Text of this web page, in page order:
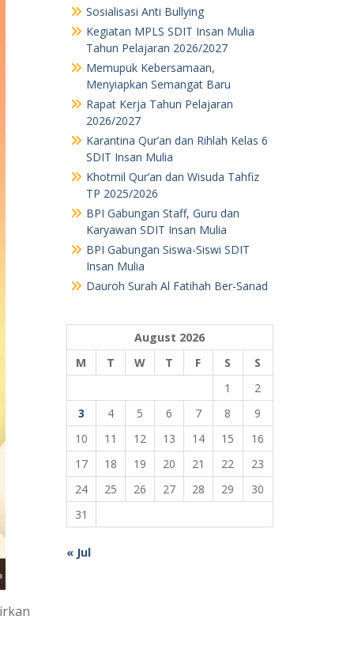
Sosialisasi Anti Bullying
Kegiatan MPLS SDIT Insan Mulia
Tahun Pelajaran 2026/2027
Memupuk Kebersamaan,
Menyiapkan Semangat Baru
Rapat Kerja Tahun Pelajaran
2026/2027
Karantina Qur’an dan Rihlah Kelas 6
SDIT Insan Mulia
Khotmil Qur’an dan Wisuda Tahfiz
TP 2025/2026
BPI Gabungan Staff, Guru dan
Karyawan SDIT Insan Mulia
BPI Gabungan Siswa-Siswi SDIT
Insan Mulia
Dauroh Surah Al Fatihah Ber-Sanad
August 2026
M
T W T F S
S
1
2
3
4 5 6 7 8
9
10
11 12 13 14 15
16
17
18 19 20 21 22
23
24
25 26 27 28 29
30
31
« Jul